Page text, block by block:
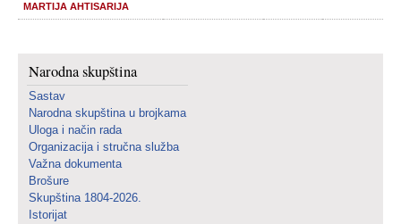
MARTIJA AHTISARIJA
Narodna skupština
Sastav
Narodna skupština u brojkama
Uloga i način rada
Organizacija i stručna služba
Važna dokumenta
Brošure
Skupština 1804-2026.
Istorijat